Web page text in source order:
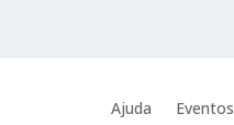
Ajuda Eventos